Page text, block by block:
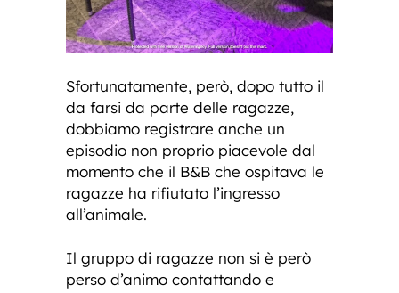
Sfortunatamente, però, dopo tutto il
da farsi da parte delle ragazze,
dobbiamo registrare anche un
episodio non proprio piacevole dal
momento che il B&B che ospitava le
ragazze ha rifiutato l’ingresso
all’animale.
Il gruppo di ragazze non si è però
perso d’animo contattando e